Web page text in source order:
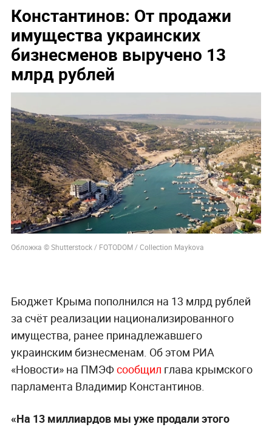
Константинов: От продажи
имущества украинских
бизнесменов выручено 13
млрд рублей
Обложка © Shutterstock / FOTODOM / Collection Maykova
Бюджет Крыма пополнился на 13 млрд рублей
за счёт реализации национализированного
имущества, ранее принадлежавшего
украинским бизнесменам. Об этом РИА
«Новости» на ПМЭФсообщил глава крымского
парламента Владимир Константинов.
«На 13 миллиардов мы уже продали этого